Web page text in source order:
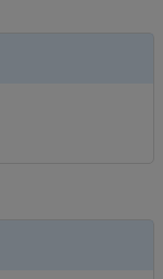
annan webbplats,